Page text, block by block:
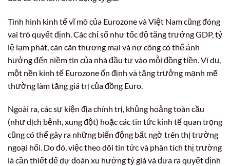
Tình hình kinh tế vĩ mô của Eurozone và Việt Nam cũng đóng
vai trò quyết định. Các chỉ số như tốc độ tăng trưởng GDP, tỷ
lệ lạm phát, cán cân thương mại và nợ công có thể ảnh
hưởng đến niềm tin của nhà đầu tư vào mỗi đồng tiền. Ví dụ,
một nền kinh tế Eurozone ổn định và tăng trưởng mạnh mẽ
thường làm tăng giá trị của đồng Euro.
Ngoài ra, các sự kiện địa chính trị, khủng hoảng toàn cầu
(như dịch bệnh, xung đột) hoặc các tin tức kinh tế quan trọng
cũng có thể gây ra những biến động bất ngờ trên thị trường
ngoại hối. Do đó, việc theo dõi tin tức và phân tích thị trường
là cần thiết để dự đoán xu hướng tỷ giá và đưa ra quyết định